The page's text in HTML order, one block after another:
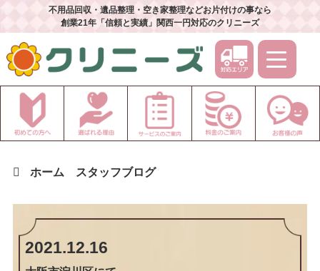
不用品回収・遺品整理・空き家整理などお片付けの事なら
創業21年「信頼と実績」関西一円対応のクリニーズ
ホーム スタッフブログ
2021.12.16